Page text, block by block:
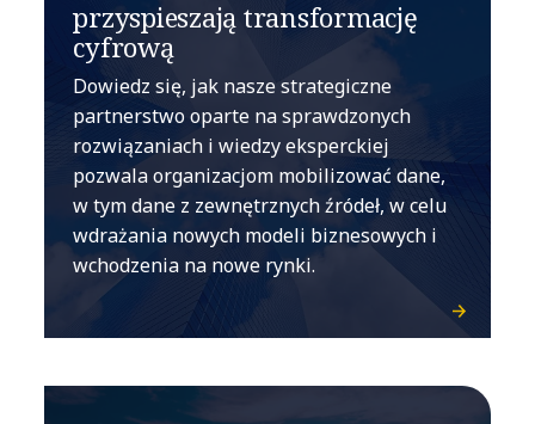
przyspieszają transformację
cyfrową
Dowiedz się, jak nasze strategiczne
partnerstwo oparte na sprawdzonych
rozwiązaniach i wiedzy eksperckiej
pozwala organizacjom mobilizować dane,
w tym dane z zewnętrznych źródeł, w celu
wdrażania nowych modeli biznesowych i
wchodzenia na nowe rynki.